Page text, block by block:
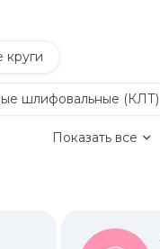
круги
шлифовальные (КЛТ)
Показать все